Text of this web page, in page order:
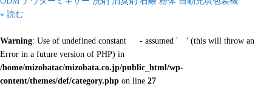
» 読む
Warning: Use of undefined constant - assumed ' ' (this will throw an
Error in a future version of PHP) in
/home/mizobatac/mizobata.co.jp/public_html/wp-
content/themes/def/category.php on line 27